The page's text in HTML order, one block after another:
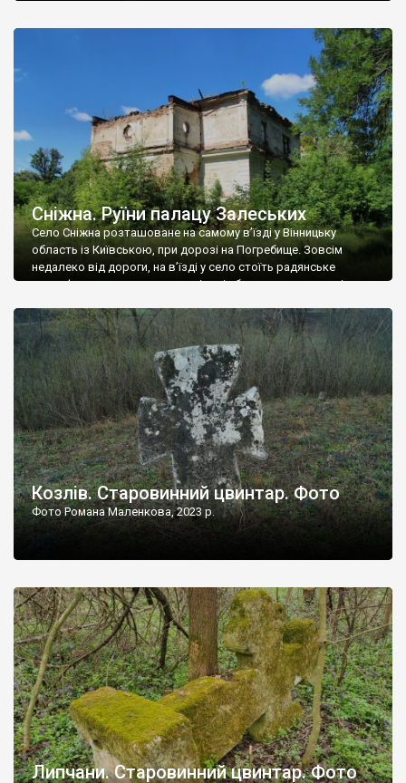
Наддністрянське відрізняється від більшості навколишніх
сіл. У селі є мурована Михайлівська церква. Точної дати […]
Сніжна. Руїни палацу Залеських
Село Сніжна розташоване на самому в’їзді у Вінницьку
область із Київською, при дорозі на Погребище. Зовсім
недалеко від дороги, на в’їзді у село стоїть радянське
рельєфне пано, яке показує жінку і яблуню, а трохи далі, десь
не видно, але видно дві стареньких колії у траві – […]
Козлів. Старовинний цвинтар. Фото
Фото Романа Маленкова, 2023 р.
Липчани. Старовинний цвинтар. Фото